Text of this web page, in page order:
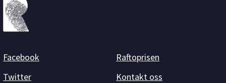
Facebook
Twitter
Raftoprisen
Kontakt oss